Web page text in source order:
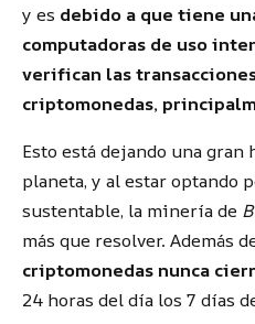
y es debido a que tiene
computadoras de uso
verifican las
criptomonedas,
Esto está dejando una
planeta, y al estar optando
sustentable, la minería de
más que resolver. Además
criptomonedas nunca
24 horas del día los 7 días